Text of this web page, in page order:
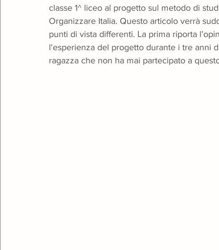
classe 1^ liceo al progetto sul metodo di
Organizzare Italia. Questo articolo verrà
punti di vista differenti. La prima riporta
l'esperienza del progetto durante i tre anni
ragazza che non ha mai partecipato a